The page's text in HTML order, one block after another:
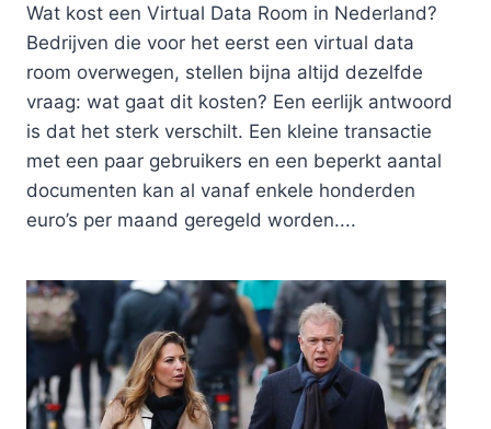
Wat kost een Virtual Data Room in Nederland?
Bedrijven die voor het eerst een virtual data
room overwegen, stellen bijna altijd dezelfde
vraag: wat gaat dit kosten? Een eerlijk antwoord
is dat het sterk verschilt. Een kleine transactie
met een paar gebruikers en een beperkt aantal
documenten kan al vanaf enkele honderden
euro’s per maand geregeld worden....